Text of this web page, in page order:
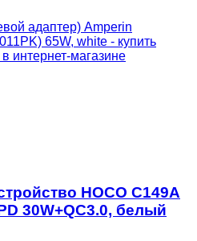
HOCO C149A
30W+QC3.0, белый